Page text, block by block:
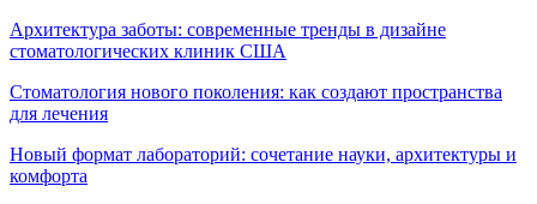
Архитектура заботы: современные тренды в дизайне
стоматологических клиник США
Стоматология нового поколения: как создают пространства
для лечения
Новый формат лабораторий: сочетание науки, архитектуры и
комфорта